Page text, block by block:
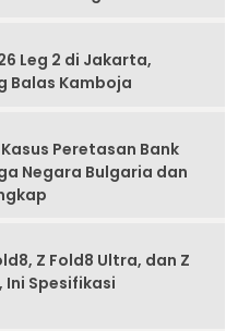
Leg 2 di Jakarta,
Balas Kamboja
Peretasan Bank
Negara Bulgaria dan
Z Fold8 Ultra, dan Z
Ini Spesifikasi